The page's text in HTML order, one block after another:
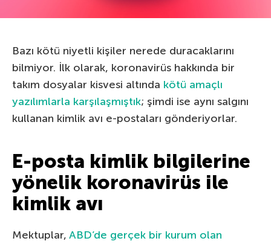
Bazı kötü niyetli kişiler nerede duracaklarını
bilmiyor. İlk olarak, koronavirüs hakkında bir
takım dosyalar kisvesi altında kötü amaçlı
yazılımlarla karşılaşmıştık; şimdi ise aynı salgını
kullanan kimlik avı e-postaları gönderiyorlar.
E-posta kimlik bilgilerine
yönelik koronavirüs ile
kimlik avı
Mektuplar, ABD’de gerçek bir kurum olan